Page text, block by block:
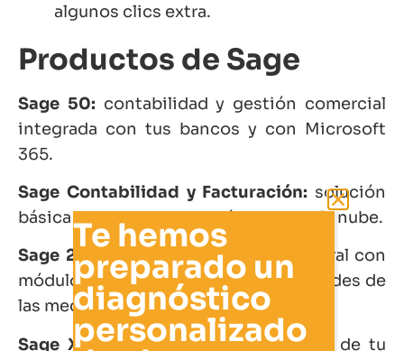
algunos clics extra.
Productos de Sage
Sage 50: contabilidad y gestión comercial
integrada con tus bancos y con Microsoft
365.
Sage Contabilidad y Facturación: solución
básica para startups y autónomos en la nube.
Sage 200: solución de gestión integral con
módulos que se adapta a las necesidades de
las medianas empresas.
Sage X3:te ofrece una visión única de tu
Te hemos
preparado un
diagnóstico
personalizado